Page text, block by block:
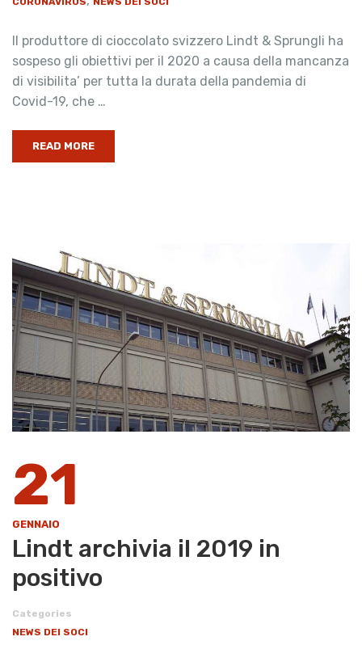
Il produttore di cioccolato svizzero Lindt & Sprungli ha
sospeso gli obiettivi per il 2020 a causa della mancanza
di visibilita’ per tutta la durata della pandemia di
Covid-19, che …
READ MORE
21
GENNAIO
Lindt archivia il 2019 in
positivo
Categories
NEWS DEI SOCI